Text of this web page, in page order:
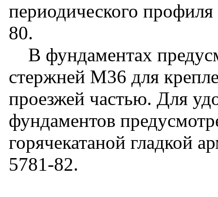
периодического
80.
В фундаментах
стержней М36 для
проезжей частью. Для
фундаментов
горячекатаной гладкой
5781-82.